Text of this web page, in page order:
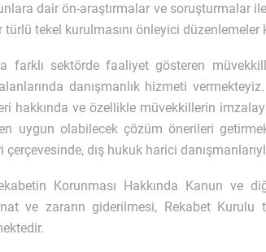
dair ön-araştırmalar ve soruşturmalar
türlü tekel kurulmasını önleyici düzenlemeler
farklı sektörde faaliyet gösteren
danışmanlık hizmeti
hakkında ve özellikle müvekkillerin
uygun olabilecek çözüm önerileri
çerçevesinde, dış hukuk harici
Korunması Hakkında Kanun
ve zararın giderilmesi, Rekabet